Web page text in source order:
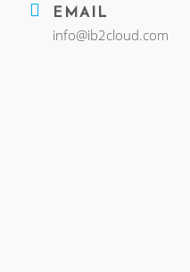
EMAIL
info@ib2cloud.com